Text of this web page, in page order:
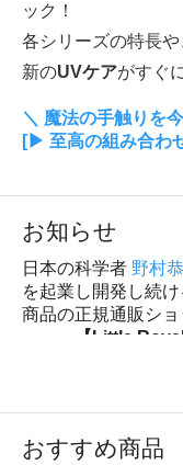
ック！
各シリーズの特長
新のUVケアがすぐ
＼ 魔法の手触りを
[▶︎ 至高の組み合わ
お知らせ
日本の科学者 野村
を起業し開発し続
商品の正規通販ショ
【Little
おすすめ商品